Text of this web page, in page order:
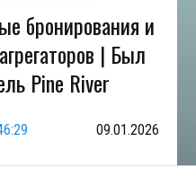
бронирования и
| Был
Pine River
09.01.2026